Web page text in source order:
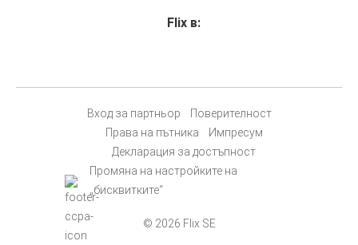
Flix в:
Вход за партньор
Поверителност
Права на пътника
Импресум
Декларация за достъпност
Промяна на настройките на
„бисквитките“
© 2026 Flix SE